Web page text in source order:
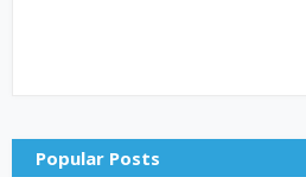
Popular Posts